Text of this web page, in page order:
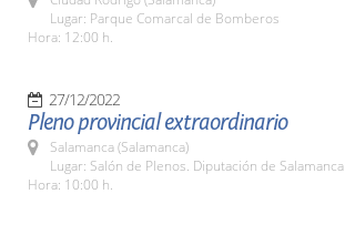
Lugar: Parque Comarcal de Bomberos
Hora: 12:00 h.
27/12/2022
Pleno provincial extraordinario
Salamanca (Salamanca)
Lugar: Salón de Plenos. Diputación de Salamanca
Hora: 10:00 h.